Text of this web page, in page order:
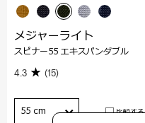
メジャーライト
スピナー55 エキスパンダブル
4.3 (15)
55 cm 比較する